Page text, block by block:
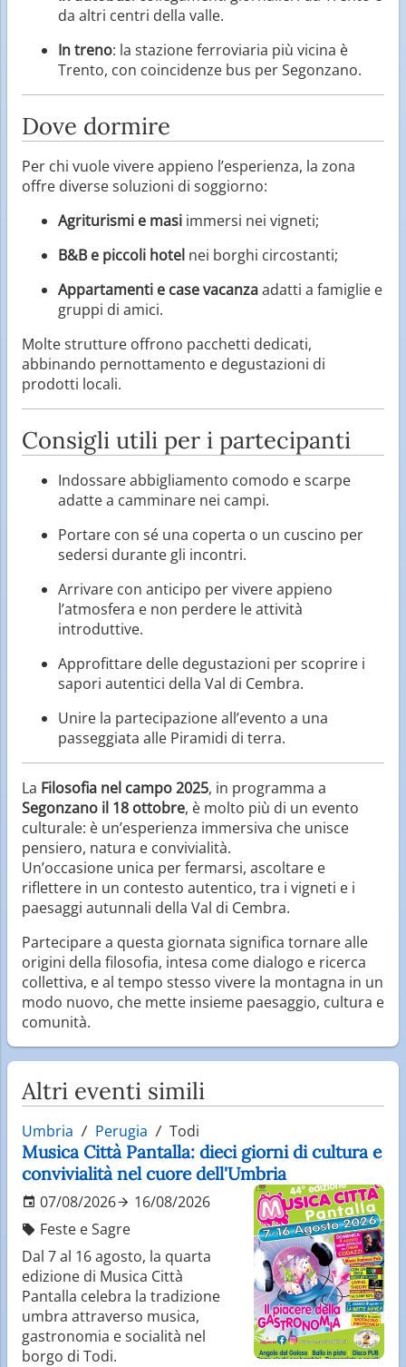
da altri centri della valle.
In treno: la stazione ferroviaria più vicina è
Trento, con coincidenze bus per Segonzano.
Dove dormire
Per chi vuole vivere appieno l’esperienza, la zona
offre diverse soluzioni di soggiorno:
Agriturismi e masi immersi nei vigneti;
B&B e piccoli hotel nei borghi circostanti;
Appartamenti e case vacanzaadatti a famiglie e
gruppi di amici.
Molte strutture offrono pacchetti dedicati,
abbinando pernottamento e degustazioni di
prodotti locali.
Consigli utili per i partecipanti
Indossare abbigliamento comodo e scarpe
adatte a camminare nei campi.
Portare con sé una coperta o un cuscino per
sedersi durante gli incontri.
Arrivare con anticipo per vivere appieno
l’atmosfera e non perdere le attività
introduttive.
Approfittare delle degustazioni per scoprire i
sapori autentici della Val di Cembra.
Unire la partecipazione all’evento a una
passeggiata alle Piramidi di terra.
La Filosofia nel campo 2025, in programma a
Segonzano il 18 ottobre, è molto più di un evento
culturale: è un’esperienza immersiva che unisce
pensiero, natura e convivialità.
Un’occasione unica per fermarsi, ascoltare e
riflettere in un contesto autentico, tra i vigneti e i
paesaggi autunnali della Val di Cembra.
Partecipare a questa giornata significa tornare alle
origini della filosofia, intesa come dialogo e ricerca
collettiva, e al tempo stesso vivere la montagna in un
modo nuovo, che mette insieme paesaggio, cultura e
comunità.
Altri eventi simili
Umbria Perugia Todi
Musica Città Pantalla: dieci giorni di cultura e
convivialità nel cuore dell'Umbria
07/08/2026
16/08/2026
Feste e Sagre
Dal 7 al 16 agosto, la quarta
edizione di Musica Città
Pantalla celebra la tradizione
umbra attraverso musica,
gastronomia e socialità nel
borgo di Todi.